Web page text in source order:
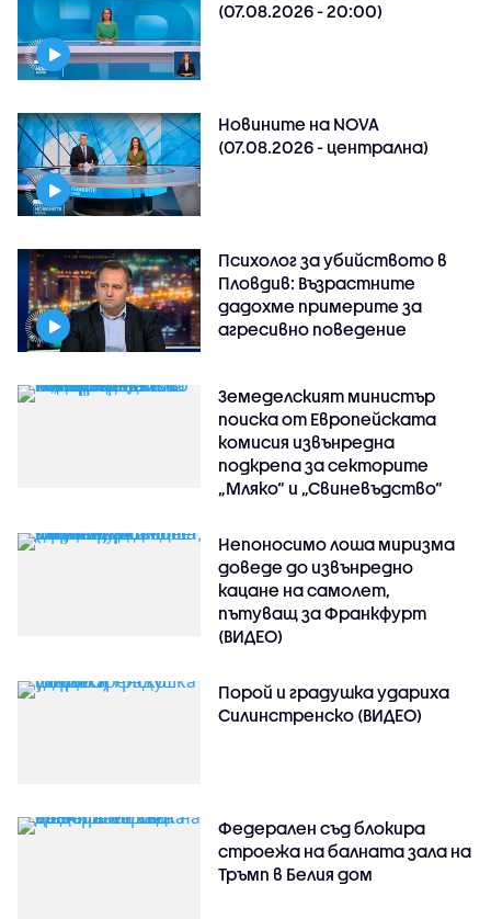
(07.08.2026 - 20:00)
Новините на NOVA
(07.08.2026 - централна)
Психолог за убийството в
Пловдив: Възрастните
дадохме примерите за
агресивно поведение
Земеделският министър
поиска от Европейската
комисия извънредна
подкрепа за секторите
„Мляко“ и „Свиневъдство“
Непоносимо лоша миризма
доведе до извънредно
кацане на самолет,
пътуващ за Франкфурт
(ВИДЕО)
Порой и градушка удариха
Силинстренско (ВИДЕО)
Федерален съд блокира
строежа на балната зала на
Тръмп в Белия дом